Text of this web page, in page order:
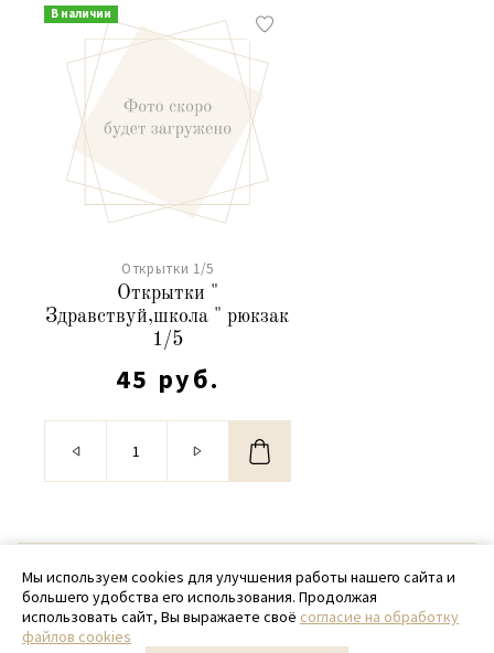
В наличии
Открытки 1/5
Открытки "
Здравствуй,школа " рюкзак
1/5
45 руб.
© 2020 - 2026 SamPack
+ 7 (918) 699-97-87
zakaz@sampack.store
Мы используем cookies для улучшения работы нашего сайта и
большего удобства его использования. Продолжая
использовать сайт, Вы выражаете своё согласие на обработку
файлов cookies